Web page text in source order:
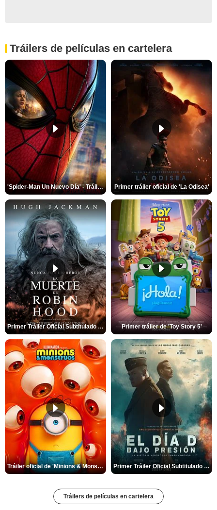
Tráilers de películas en cartelera
'Spider-Man Un Nuevo Día' - Tráiler oficial subtitulado Primer tráiler oficial de 'La Odisea'
Primer Tráiler Oficial Subtitulado de 'La Muerte de Robin Hood' Primer tráiler de 'Toy Story 5'
Tráiler oficial de 'Minions & Monstruos' Primer Tráiler Oficial Subtitulado de 'El Día D: Bajo presión'
Tráilers de películas en cartelera